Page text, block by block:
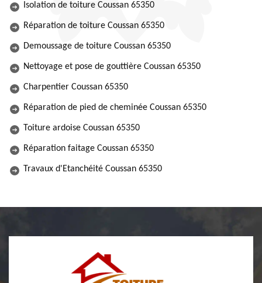
Isolation de toiture Coussan 65350
Réparation de toiture Coussan 65350
Demoussage de toiture Coussan 65350
Nettoyage et pose de gouttière Coussan 65350
Charpentier Coussan 65350
Réparation de pied de cheminée Coussan 65350
Toiture ardoise Coussan 65350
Réparation faitage Coussan 65350
Travaux d'Etanchéité Coussan 65350